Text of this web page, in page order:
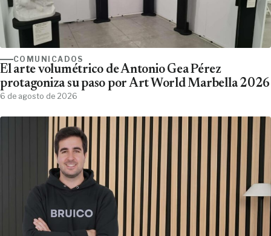
COMUNICADOS
El arte volumétrico de Antonio Gea Pérez
protagoniza su paso por Art World Marbella 2026
6 de agosto de 2026